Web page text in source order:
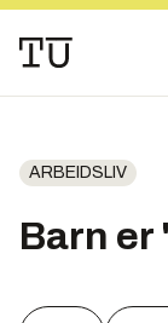
ARBEIDSLIV
Barn er